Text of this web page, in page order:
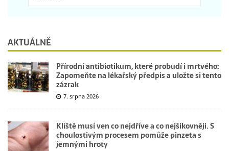
AKTUÁLNĚ
Přírodní antibiotikum, které probudí i mrtvého:
Zapomeňte na lékařský předpis a uložte si tento
zázrak
7. srpna 2026
Klíště musí ven co nejdříve a co nejšikovněji. S
choulostivým procesem pomůže pinzeta s
jemnými hroty